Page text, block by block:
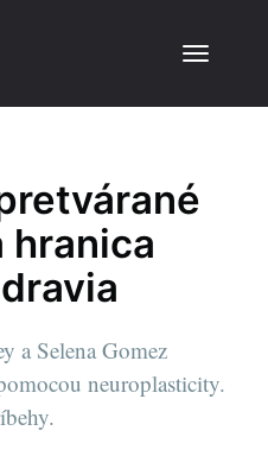
hranica
a Selena Gomez
neuroplasticity.